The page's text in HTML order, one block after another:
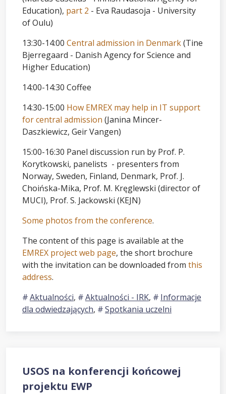
Education), part 2 - Eva Raudasoja - University
of Oulu)
13:30-14:00 Central admission in Denmark(Tine
Bjerregaard - Danish Agency for Science and
Higher Education)
14:00-14:30 Coffee
14:30-15:00 How EMREX may help in IT support
for central admission (Janina Mincer-
Daszkiewicz, Geir Vangen)
15:00-16:30 Panel discussion run by Prof. P.
Korytkowski, panelists - presenters from
Norway, Sweden, Finland, Denmark, Prof. J.
Choińska-Mika, Prof. M. Kręglewski (director of
MUCI), Prof. S. Jackowski (KEJN)
Some photos from the conference.
The content of this page is available at the
EMREX project web page, the short brochure
with the invitation can be downloaded from this
address.
Aktualności, Aktualności - IRK,
Informacje
dla odwiedzających, Spotkania uczelni
USOS na konferencji końcowej
projektu EWP